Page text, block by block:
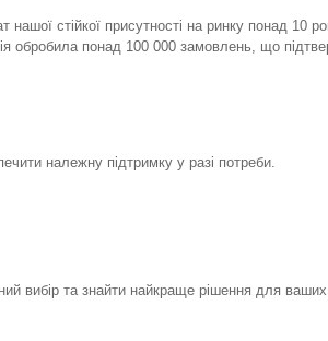
стійкої присутності на ринку понад 10
понад 100 000 замовлень, що
належну підтримку у разі потреби.
вибір та знайти найкраще рішення для ваших